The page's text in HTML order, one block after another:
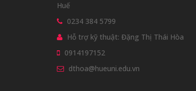
Huế
0234 384 5799
Hỗ trợ kỹ thuật: Đặng Thị Thái Hòa
0914197152
dthoa@hueuni.edu.vn